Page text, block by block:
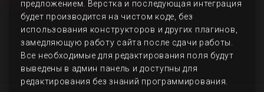
предложением. Верстка и последующая интеграция
будет производится на чистом коде, без
использования конструкторов и других плагинов,
замедляющую работу сайта после сдачи работы.
Все необходимые для редактирования поля будут
выведены в админ панель и доступны для
редактирования без знаний программирования.